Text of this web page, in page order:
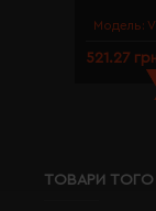
Модель:
521.27
ТОВАРИ